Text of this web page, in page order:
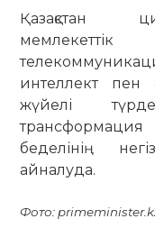
Қазақстан
интеллект пен
жүйелі
трансформация
беделінің
айналуда.
Фото: